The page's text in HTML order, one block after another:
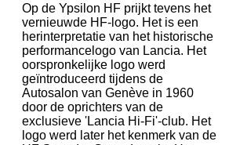
Op de Ypsilon HF prijkt tevens het
vernieuwde HF-logo. Het is een
herinterpretatie van het historische
performancelogo van Lancia. Het
oorspronkelijke logo werd
geïntroduceerd tijdens de
Autosalon van Genève in 1960
door de oprichters van de
exclusieve 'Lancia Hi-Fi'-club. Het
logo werd later het kenmerk van de